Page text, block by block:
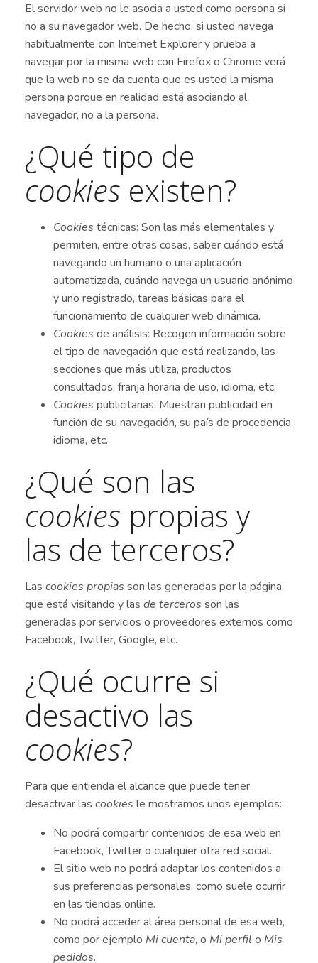
El servidor web no le asocia a usted como persona si
no a su navegador web. De hecho, si usted navega
habitualmente con Internet Explorer y prueba a
navegar por la misma web con Firefox o Chrome verá
que la web no se da cuenta que es usted la misma
persona porque en realidad está asociando al
navegador, no a la persona.
¿Qué tipo de
cookies existen?
Cookies técnicas: Son las más elementales y
permiten, entre otras cosas, saber cuándo está
navegando un humano o una aplicación
automatizada, cuándo navega un usuario anónimo
y uno registrado, tareas básicas para el
funcionamiento de cualquier web dinámica.
Cookies de análisis: Recogen información sobre
el tipo de navegación que está realizando, las
secciones que más utiliza, productos
consultados, franja horaria de uso, idioma, etc.
Cookies publicitarias: Muestran publicidad en
función de su navegación, su país de procedencia,
idioma, etc.
¿Qué son las
cookies propias y
las de terceros?
Las cookies propias son las generadas por la página
que está visitando y las de terceros son las
generadas por servicios o proveedores externos como
Facebook, Twitter, Google, etc.
¿Qué ocurre si
desactivo las
cookies?
Para que entienda el alcance que puede tener
desactivar las cookies le mostramos unos ejemplos:
No podrá compartir contenidos de esa web en
Facebook, Twitter o cualquier otra red social.
El sitio web no podrá adaptar los contenidos a
sus preferencias personales, como suele ocurrir
en las tiendas online.
No podrá acceder al área personal de esa web,
como por ejemplo Mi cuenta, o Mi perfil o Mis
pedidos.